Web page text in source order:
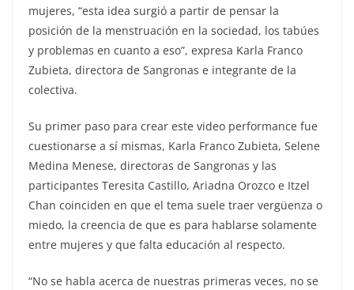
mujeres, “esta idea surgió a partir de pensar la
posición de la menstruación en la sociedad, los tabúes
y problemas en cuanto a eso”, expresa Karla Franco
Zubieta, directora de Sangronas e integrante de la
colectiva.
Su primer paso para crear este video performance fue
cuestionarse a sí mismas, Karla Franco Zubieta, Selene
Medina Menese, directoras de Sangronas y las
participantes Teresita Castillo, Ariadna Orozco e Itzel
Chan coinciden en que el tema suele traer vergüenza o
miedo, la creencia de que es para hablarse solamente
entre mujeres y que falta educación al respecto.
“No se habla acerca de nuestras primeras veces, no se